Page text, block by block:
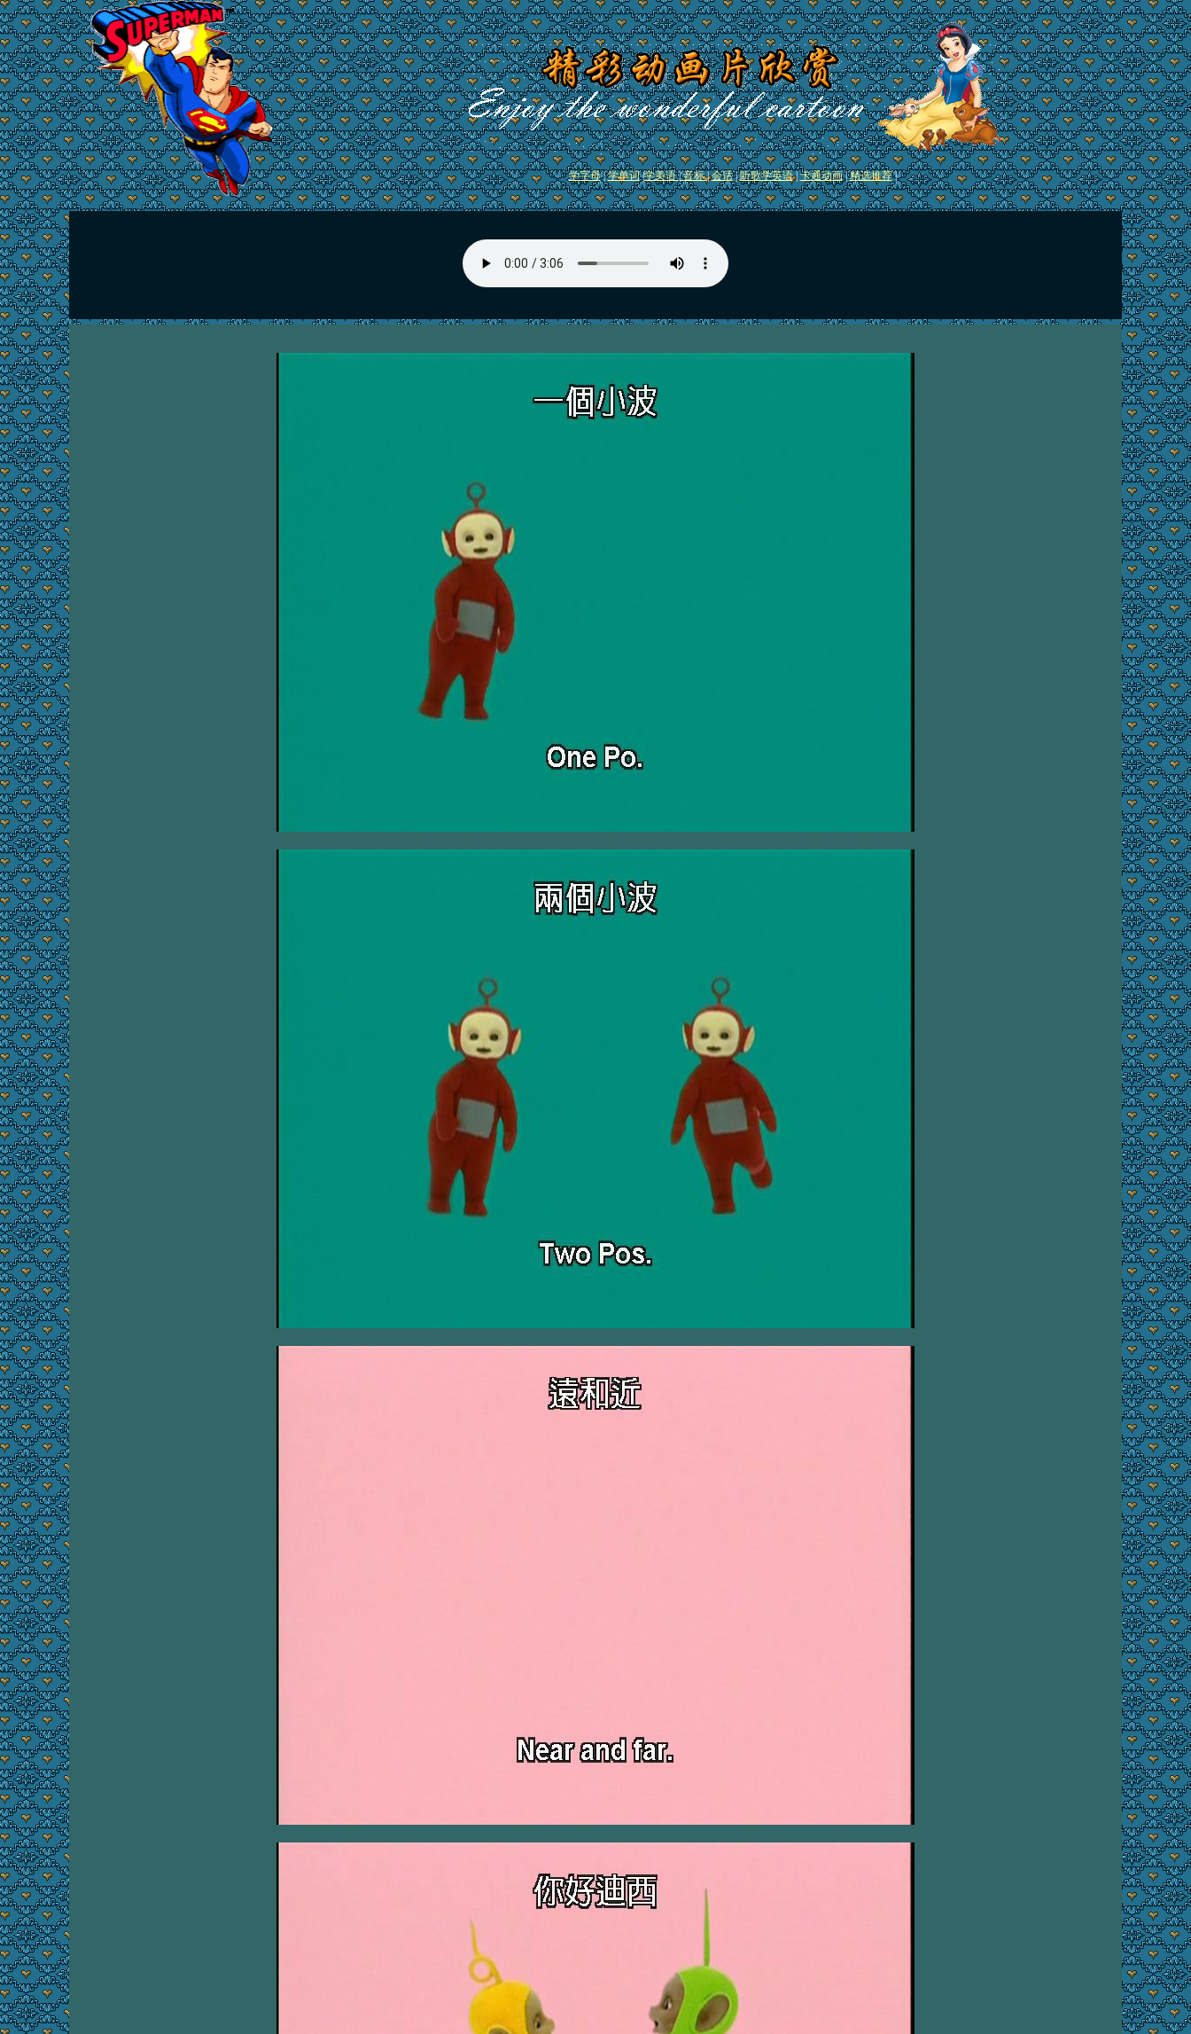
学字母|学单词|学美语|音标|会话|听歌学英语| 卡通动画|精选推荐|